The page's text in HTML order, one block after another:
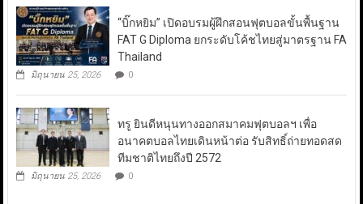
“บิ๊กหยิม” เปิดอบรมผู้ฝึกสอนฟุตบอลขั้นพื้นฐาน
FAT G Diploma ยกระดับโค้ชไทยสู่มาตรฐาน FA
Thailand
มิถุนายน 25, 2026 0
ทรู ยินดีหนุนทางออกสมาคมฟุตบอลฯ เพื่อ
อนาคตบอลไทยเดินหน้าต่อ รับสิทธิ์ถ่ายทอดสด
ทีมชาติไทยถึงปี 2572
มิถุนายน 25, 2026 0